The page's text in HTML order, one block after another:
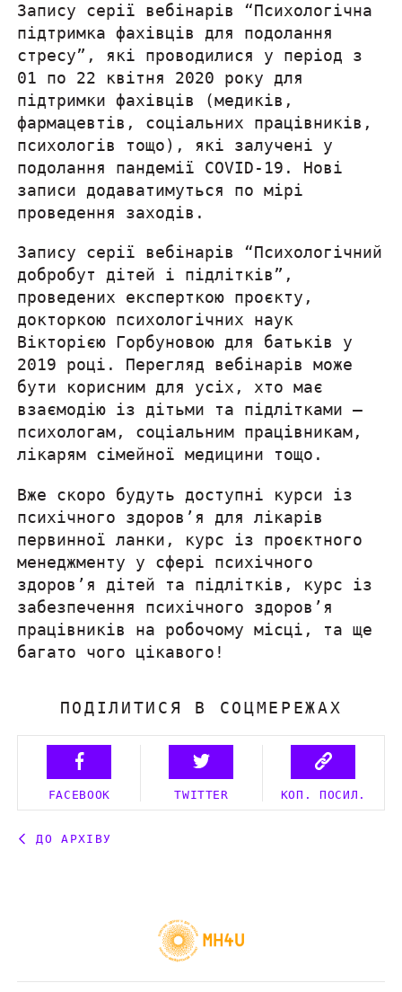
Запису серії вебінарів “Психологічна
підтримка фахівців для подолання
стресу”, які проводилися у період з
01 по 22 квітня 2020 року для
підтримки фахівців (медиків,
фармацевтів, соціальних працівників,
психологів тощо), які залучені у
подолання пандемії COVID-19. Нові
записи додаватимуться по мірі
проведення заходів.
Запису серії вебінарів “Психологічний
добробут дітей і підлітків”,
проведених експерткою проєкту,
докторкою психологічних наук
Вікторією Горбуновою для батьків у
2019 році. Перегляд вебінарів може
бути корисним для усіх, хто має
взаємодію із дітьми та підлітками –
психологам, соціальним працівникам,
лікарям сімейної медицини тощо.
Вже скоро будуть доступні курси із
психічного здоров’я для лікарів
первинної ланки, курс із проєктного
менеджменту у сфері психічного
здоров’я дітей та підлітків, курс із
забезпечення психічного здоров’я
працівників на робочому місці, та ще
багато чого цікавого!
ПОДІЛИТИСЯ В СОЦМЕРЕЖАХ
FACEBOOK TWITTER КОП. ПОСИЛ.
ДО АРХІВУ